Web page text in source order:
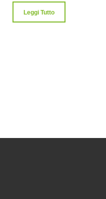
Leggi Tutto